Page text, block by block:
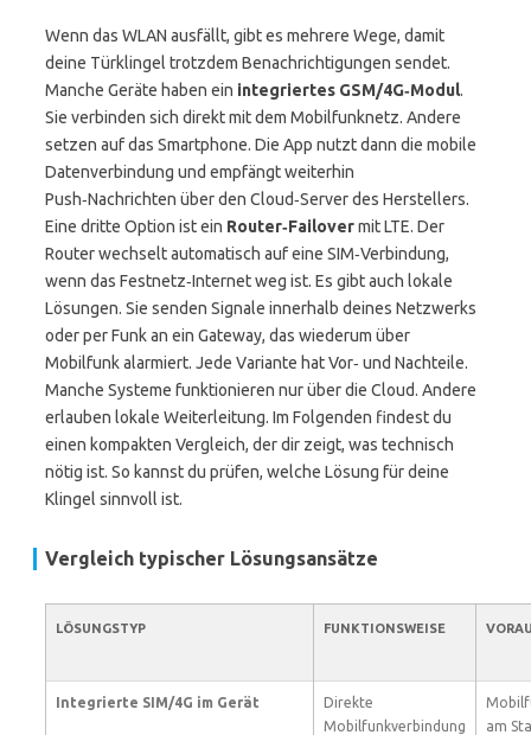
Wenn das WLAN ausfällt, gibt es mehrere Wege, damit
deine Türklingel trotzdem Benachrichtigungen sendet.
Manche Geräte haben ein integriertes GSM/4G‑Modul.
Sie verbinden sich direkt mit dem Mobilfunknetz. Andere
setzen auf das Smartphone. Die App nutzt dann die mobile
Datenverbindung und empfängt weiterhin
Push‑Nachrichten über den Cloud‑Server des Herstellers.
Eine dritte Option ist ein Router‑Failovermit LTE. Der
Router wechselt automatisch auf eine SIM‑Verbindung,
wenn das Festnetz‑Internet weg ist. Es gibt auch lokale
Lösungen. Sie senden Signale innerhalb deines Netzwerks
oder per Funk an ein Gateway, das wiederum über
Mobilfunk alarmiert. Jede Variante hat Vor‑ und Nachteile.
Manche Systeme funktionieren nur über die Cloud. Andere
erlauben lokale Weiterleitung. Im Folgenden findest du
einen kompakten Vergleich, der dir zeigt, was technisch
nötig ist. So kannst du prüfen, welche Lösung für deine
Klingel sinnvoll ist.
Vergleich typischer Lösungsansätze
LÖSUNGSTYP FUNKTIONSWEISE
Integrierte SIM/4G im Gerät
Direkte
Mobilfunkverbindung
am